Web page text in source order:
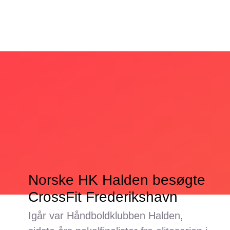
Norske HK Halden besøgte
CrossFit Frederikshavn
Igår var Håndboldklubben Halden,